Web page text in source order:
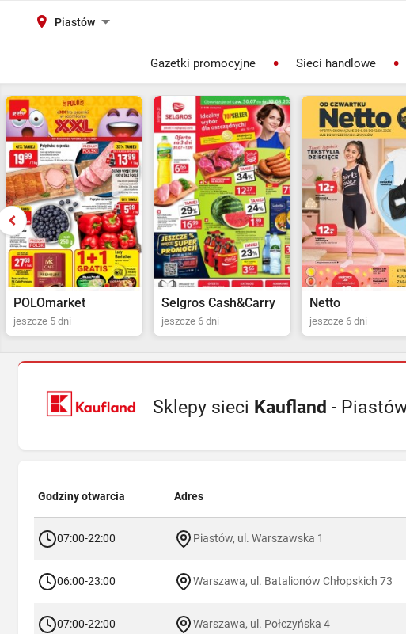
Piastów
Gazetki promocyjne Sieci handlowe
Selgros Cash&Carry
jeszcze 6 dni
Netto
jeszcze 6 dni
POLOmarket
jeszcze 5 dni
Sklepy sieci Kaufland -
Godziny otwarcia Adres
07:00-22:00 Piastów, ul. Warszawska 1
06:00-23:00 Warszawa, ul. Batalionów Chłopskich 73
07:00-22:00 Warszawa, ul. Połczyńska 4